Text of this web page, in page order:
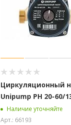
Циркуляционный
Unipump PН 20-60/
Наличие уточняйте
Арт.: 66193